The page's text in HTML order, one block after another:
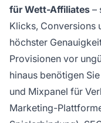
für Wett-Affiliates –
Klicks, Conversions
höchster
Provisionen vor
hinaus benötigen
und Mixpanel für
Marketing-